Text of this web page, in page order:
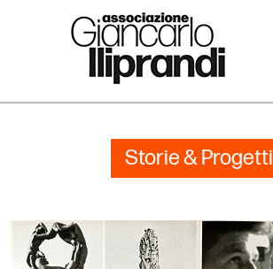
Storie & Progetti